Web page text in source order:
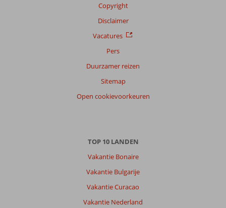
Copyright
Disclaimer
Vacatures
Pers
Duurzamer reizen
Sitemap
Open cookievoorkeuren
TOP 10 LANDEN
Vakantie Bonaire
Vakantie Bulgarije
Vakantie Curacao
Vakantie Nederland